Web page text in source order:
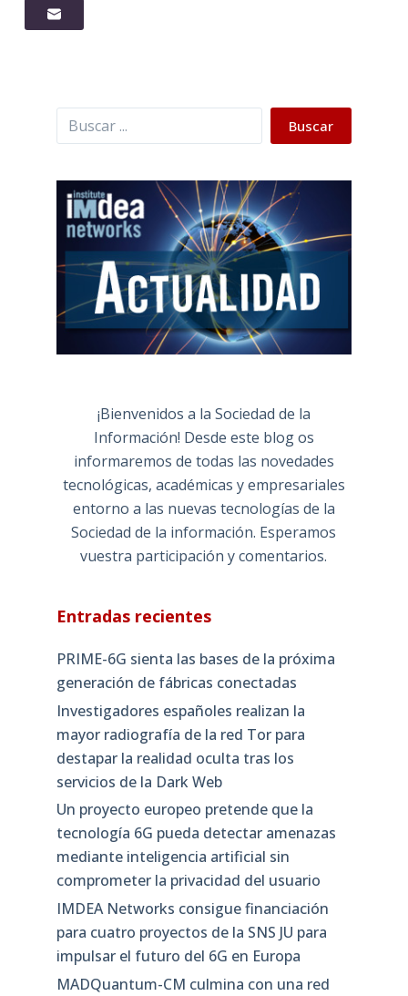
Buscar Buscar
¡Bienvenidos a la Sociedad de la
Información! Desde este blog os
informaremos de todas las novedades
tecnológicas, académicas y empresariales
entorno a las nuevas tecnologías de la
Sociedad de la información. Esperamos
vuestra participación y comentarios.
Entradas recientes
PRIME-6G sienta las bases de la próxima
generación de fábricas conectadas
Investigadores españoles realizan la
mayor radiografía de la red Tor para
destapar la realidad oculta tras los
servicios de la Dark Web
Un proyecto europeo pretende que la
tecnología 6G pueda detectar amenazas
mediante inteligencia artificial sin
comprometer la privacidad del usuario
IMDEA Networks consigue financiación
para cuatro proyectos de la SNS JU para
impulsar el futuro del 6G en Europa
MADQuantum-CM culmina con una red